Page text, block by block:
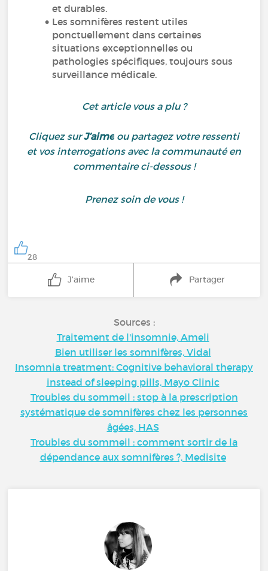
et durables.
Les somnifères restent utiles
ponctuellement dans certaines
situations exceptionnelles ou
pathologies spécifiques, toujours sous
surveillance médicale.
Cet article vous a plu ?
Cliquez surJ’aime ou partagez votre ressenti
et vos interrogations avec la communauté en
commentaire ci-dessous !
Prenez soin de vous !
28
J'aime Partager
Sources :
Traitement de l'insomnie, Ameli
Bien utiliser les somnifères, Vidal
Insomnia treatment: Cognitive behavioral therapy
instead of sleeping pills, Mayo Clinic
Troubles du sommeil : stop à la prescription
systématique de somnifères chez les personnes
âgées, HAS
Troubles du sommeil : comment sortir de la
dépendance aux somnifères ?, Medisite